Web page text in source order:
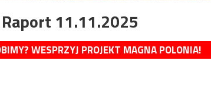
11.11.2025
WESPRZYJ PROJEKT MAGNA POLONIA!